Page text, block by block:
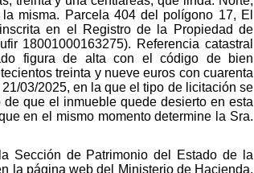
misma. Parcela 404 del polígono 17, El
en el Registro de la Propiedad de
18001000163275). Referencia catastral
figura de alta con el código de bien
treinta y nueve euros con cuarenta
03/2025, en la que el tipo de licitación se
que el inmueble quede desierto en esta
en el mismo momento determine la Sra.
Sección de Patrimonio del Estado de la
la página web del Ministerio de Hacienda,